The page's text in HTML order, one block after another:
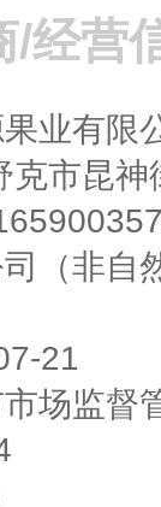
/经营
业有限
图木舒克市
21
场监督